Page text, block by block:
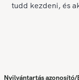
tudd kezdeni, és
Nyilvántartás azonosító/